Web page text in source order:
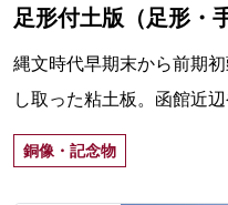
足形付土版（足形・
縄文時代早期末から前期
し取った粘土板。函館近
原4遺跡の「足形・手形付
銅像・記念物